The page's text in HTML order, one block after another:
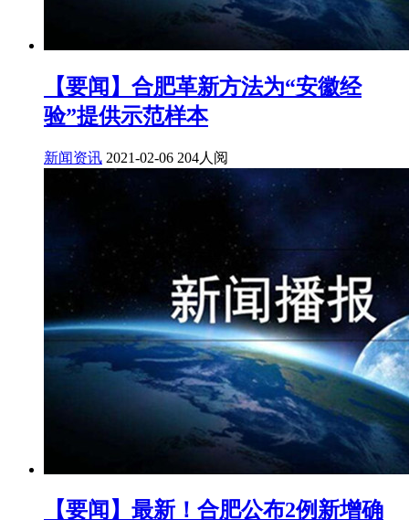
【要闻】合肥革新方法为“安徽经
验”提供示范样本
新闻资讯 2021-02-06 204人阅
【要闻】最新！合肥公布2例新增确